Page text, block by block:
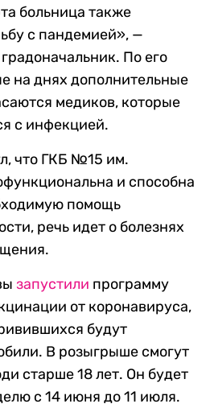
больница также
с пандемией», —
По его
на днях дополнительные
медиков, которые
с инфекцией.
что ГКБ №15 им.
и способна
помощь
речь идет о болезнях
запустили программу
от коронавируса,
будут
В розыгрыше смогут
старше 18 лет. Он будет
с 14 июня до 11 июля.